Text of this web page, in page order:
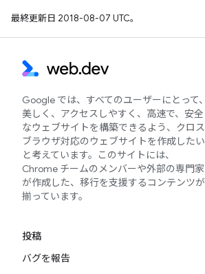
最終更新日 2018-08-07 UTC。
Google では、すべてのユーザーにとって、
美しく、アクセスしやすく、高速で、安全
なウェブサイトを構築できるよう、クロス
ブラウザ対応のウェブサイトを作成したい
と考えています。このサイトには、
Chrome チームのメンバーや外部の専門家
が作成した、移行を支援するコンテンツが
揃っています。
投稿
バグを報告